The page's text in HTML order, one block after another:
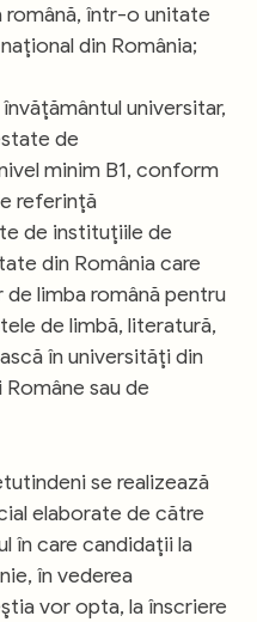
într-o unitate
din România;
universitar,
de
minim B1, conform
referinţă
de instituţiile de
din România care
limba română pentru
de limbă, literatură,
în universităţi din
sau de
se realizează
elaborate de către
în care candidaţii la
în vederea
vor opta, la înscriere